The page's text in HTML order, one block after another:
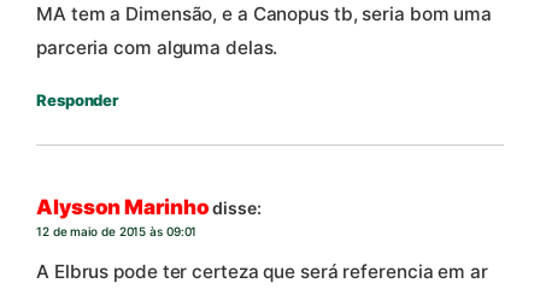
MA tem a Dimensão, e a Canopus tb, seria bom uma
parceria com alguma delas.
Responder
Alysson Marinho disse:
12 de maio de 2015 às 09:01
A Elbrus pode ter certeza que será referencia em ar